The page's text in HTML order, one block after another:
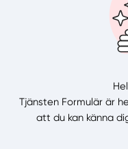
Tjänsten Formulär är
att du kan känna